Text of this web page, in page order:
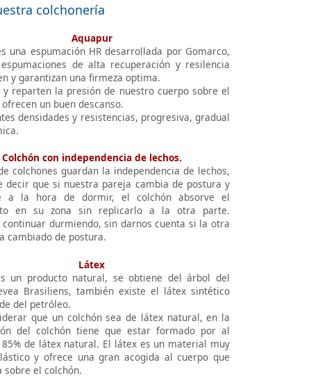
colchonería
Aquapur
una espumación HR desarrollada por Gomarco,
de alta recuperación y resilencia
y garantizan una firmeza optima.
y reparten la presión de nuestro cuerpo sobre el
un buen descanso.
densidades y resistencias, progresiva, gradual
Colchón con independencia de lechos.
colchones guardan la independencia de lechos,
decir que si nuestra pareja cambia de postura y
a la hora de dormir, el colchón absorve el
en su zona sin replicarlo a la otra parte.
continuar durmiendo, sin darnos cuenta si la otra
cambiado de postura.
Látex
un producto natural, se obtiene del árbol del
Brasiliens, también existe el látex sintético
del petróleo.
que un colchón sea de látex natural, en la
del colchón tiene que estar formado por al
85% de látex natural. El látex es un material muy
y ofrece una gran acogida al cuerpo que
sobre el colchón.